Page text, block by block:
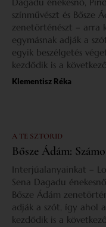
színművészt és Bősze
zenetörténészt – arra
egymásnak adják a
egyik beszélgetés
kezdődik is a
Klementisz Réka
A TE SZTORID
Bősze Ádám:
Interjúalanyainkat –
Sena Dagadu
Bősze Ádám
adják a szót, így ahol
kezdődik is a